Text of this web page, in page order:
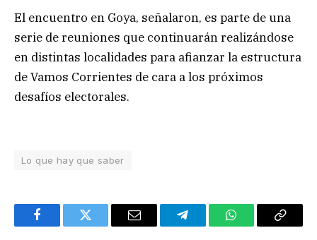
El encuentro en Goya, señalaron, es parte de una
serie de reuniones que continuarán realizándose
en distintas localidades para afianzar la estructura
de Vamos Corrientes de cara a los próximos
desafíos electorales.
Lo que hay que saber
FacebookTwitter Email TelegramWhatsAppCopy